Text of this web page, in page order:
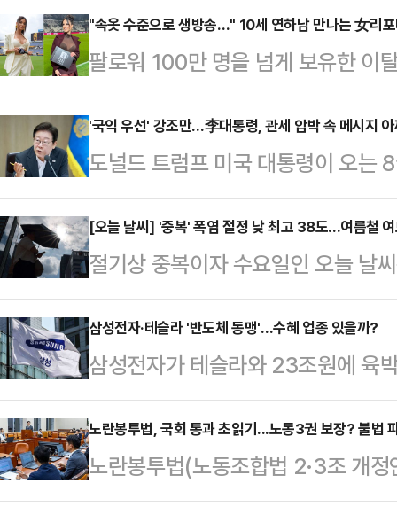
"속옷 수준으로 생방송…" 10세 연하남 만나는 女리
팔로워 100만 명을 넘게 보유한 이
나의 과한 노출 의상이 화제의 중
에 따르면 엘레오노라 인카르도나
스타디움에서 열린 PSG와 바이에
착용했다.공개된 사진에 따르면 인
트와 브라톱 차림(사진 왼쪽)으로
셜미디어(SNS)에 공유돼 화제를
태의 상의 차림은 과하…
'국익 우선' 강조만…李대통령, 관세 압박 속 메시지
도널드 트럼프 미국 대통령이 오는
을 밝힌 가운데, 협상 시한이 임박
쏠리고 있다. 그러나 대통령실은 '
급을 자제하고 있고, 이 대통령 역
나서지 않고 있다. 산업부와 외교부
판 총력전에 나선 상황이다.29일
박한 다가온 가운데, 극적 타결의
은 상황이다.…
[오늘 날씨] '중복' 폭염 절정 낮 최고 38도...여름철
절기상 중복이자 수요일인 오늘 날
어지는 가운데, 경기 북동부와 강원
다. 기상청은 "전국이 대체로 맑겠
다"며 "경기 북동부와 강원 중·북부
소나기가 내리는 곳이 있겠다"고
5~20mm ▲강원 중·남부 산지
적으로 기온이 낮아지겠지만 이후
무더위가 계속되겠다.…
삼성전자·테슬라 '반도체 동맹'…수혜 업종 있을까?
삼성전자가 테슬라와 23조원에 육
도체 동맹'을 꾸린 가운데 생산 밸
고 있다.통상 반도체 부문에서의 호
로 이어졌던 만큼 이번에도 관련 기
국 텍사스주 테일러 공장에서 소화
노란봉투법, 국회 통과 초읽기...노동3권 보장? 불법
노란봉투법(노동조합법 2·3조 개
를 통과할 것으로 보이는 가운데 노